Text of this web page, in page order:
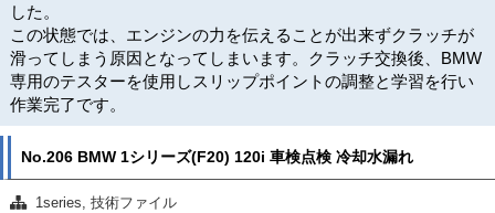
した。
この状態では、エンジンの力を伝えることが出来ずクラッチが
滑ってしまう原因となってしまいます。クラッチ交換後、BMW
専用のテスターを使用しスリップポイントの調整と学習を行い
作業完了です。
No.206 BMW 1シリーズ(F20) 120i 車検点検 冷却水漏れ
1series,技術ファイル